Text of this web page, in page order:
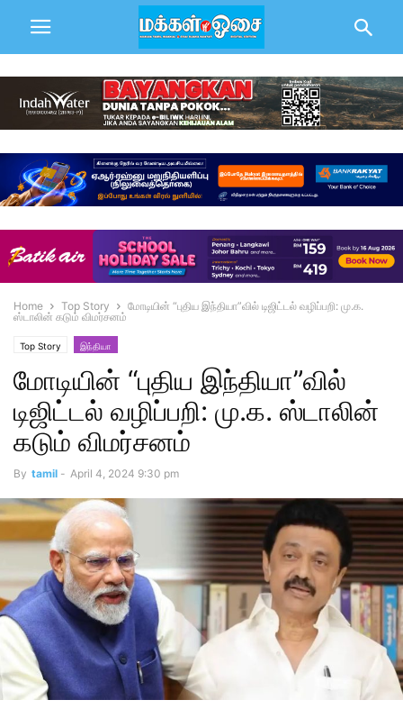
Home Top Story
மோடியின் “புதிய இந்தியா”வில் டிஜிட்டல் வழிப்பறி: மு.க.
ஸ்டாலின் கடும் விமர்சனம்
Top Story இந்தியா
மோடியின் “புதிய இந்தியா”வில்
டிஜிட்டல் வழிப்பறி: மு.க. ஸ்டாலின்
கடும் விமர்சனம்
By tamil - April 4, 2024 9:30 pm